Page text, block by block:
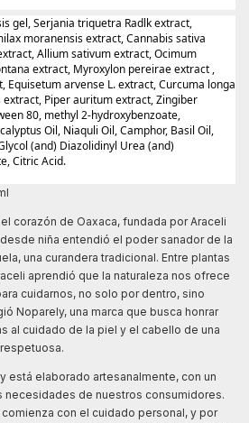
gel, Serjania triquetra Radlk extract,
moranensis extract, Cannabis sativa
Allium sativum extract, Ocimum
extract, Myroxylon pereirae extract ,
Equisetum arvense L. extract, Curcuma longa
Piper auritum extract, Zingiber
80, methyl 2-hydroxybenzoate,
Oil, Niaquli Oil, Camphor, Basil Oil,
(and) Diazolidinyl Urea (and)
Citric Acid.
corazón de Oaxaca, fundada por Araceli
niña entendió el poder sanador de la
una curandera tradicional. Entre plantas
aprendió que la naturaleza nos ofrece
cuidarnos, no solo por dentro, sino
Noparely, una marca que busca honrar
al cuidado de la piel y el cabello de una
está elaborado artesanalmente, con un
necesidades de nuestros consumidores.
con el cuidado personal, y por